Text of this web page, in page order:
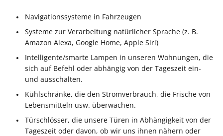
Navigationssysteme in Fahrzeugen
Systeme zur Verarbeitung natürlicher Sprache (z. B.
Amazon Alexa, Google Home, Apple Siri)
Intelligente/smarte Lampen in unseren Wohnungen, die
sich auf Befehl oder abhängig von der Tageszeit ein-
und ausschalten.
Kühlschränke, die den Stromverbrauch, die Frische von
Lebensmitteln usw. überwachen.
Türschlösser, die unsere Türen in Abhängigkeit von der
Tageszeit oder davon, ob wir uns ihnen nähern oder